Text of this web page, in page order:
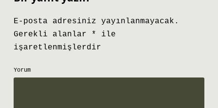
E-posta adresiniz yayınlanmayacak.
Gerekli alanlar
*
ile
işaretlenmişlerdir
Yorum